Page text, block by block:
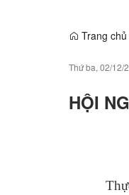
Trang chủ
Thứ ba, 02/12/
HỘI
Thực